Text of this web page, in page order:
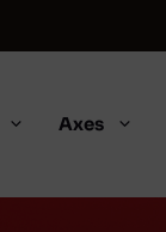
Axes